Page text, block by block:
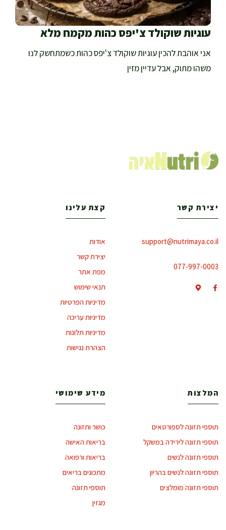
עוגיות שוקולד צ'יפס כהות מקמח מלא
אני אוהבת להכין עוגיות שוקולד צ'יפס כהות כשמתחשק לנו
משהו מתוק, אבל עדיין מזין
יצירת קשר
support@nutrimaya.co.il
077-997-0003
קצת עלינו
אודות
יצירת קשר
מפת אתר
תנאי שימוש
מדיניות הפרטיות
מדיניות עריכה
מדיניות תלונות
הצהרת נגישות
המלצות
תוספי תזונה לספורטאים
תוספי תזונה לירידה במשקל
תוספי תזונה לנשים
תוספי תזונה לנשים בהריון
תוספי תזונה מומלצים
מידע שימושי
כושר ותזונה
בריאות האישה
בריאות ורפואה
מתכונים בריאים
תוספי תזונה
מגזין